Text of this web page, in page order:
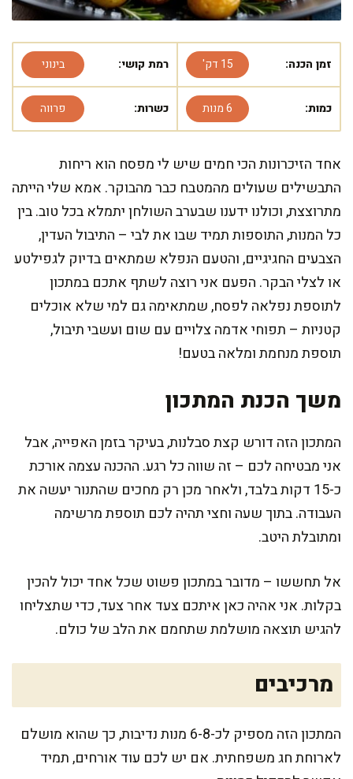
זמן הכנה: 15 דק' רמת קושי: בינוני
כמות: 6 מנות כשרות: פרווה
אחד הזיכרונות הכי חמים שיש לי מפסח הוא ריחות
התבשילים שעולים מהמטבח כבר מהבוקר. אמא שלי הייתה
מתרוצצת, וכולנו ידענו שבערב השולחן יתמלא בכל טוב. בין
כל המנות, התוספות תמיד שבו את לבי – התיבול העדין,
הצבעים החגיגיים, והטעם הנפלא שמתאים בדיוק לגפילטע
או לצלי הבקר. הפעם אני רוצה לשתף אתכם במתכון
לתוספת נפלאה לפסח, שמתאימה גם למי שלא אוכלים
קטניות – תפוחי אדמה צלויים עם שום ועשבי תיבול,
תוספת מנחמת ומלאה בטעם!
משך הכנת המתכון
המתכון הזה דורש קצת סבלנות, בעיקר בזמן האפייה, אבל
אני מבטיחה לכם – זה שווה כל רגע. ההכנה עצמה אורכת
כ-15 דקות בלבד, ולאחר מכן רק מחכים שהתנור יעשה את
העבודה. בתוך שעה וחצי תהיה לכם תוספת מרשימה
ומתובלת היטב.
אל תחששו – מדובר במתכון פשוט שכל אחד יכול להכין
בקלות. אני אהיה כאן איתכם צעד אחר צעד, כדי שתצליחו
להגיש תוצאה מושלמת שתחמם את הלב של כולם.
מרכיבים
המתכון הזה מספיק לכ-6-8 מנות נדיבות, כך שהוא מושלם
לארוחת חג משפחתית. אם יש לכם עוד אורחים, תמיד